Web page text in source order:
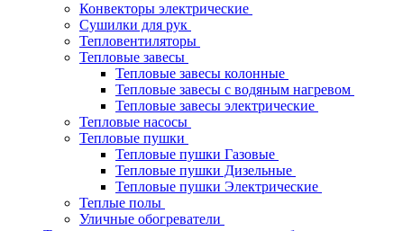
Конвекторы электрические
Сушилки для рук
Тепловентиляторы
Тепловые завесы
Тепловые завесы колонные
Тепловые завесы с водяным нагревом
Тепловые завесы электрические
Тепловые насосы
Тепловые пушки
Тепловые пушки Газовые
Тепловые пушки Дизельные
Тепловые пушки Электрические
Теплые полы
Уличные обогреватели